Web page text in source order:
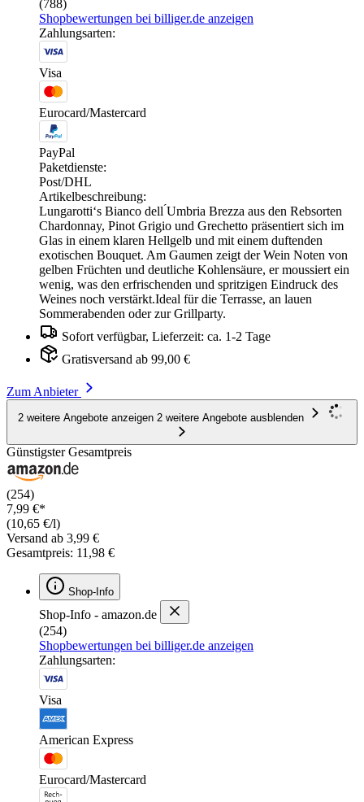
(788)
Shopbewertungen bei billiger.de anzeigen
Zahlungsarten:
Visa
Eurocard/Mastercard
PayPal
Paketdienste:
Post/DHL
Artikelbeschreibung:
Lungarotti‘s Bianco dell ́Umbria Brezza aus den Rebsorten
Chardonnay, Pinot Grigio und Grechetto präsentiert sich im
Glas in einem klaren Hellgelb und mit einem duftenden
exotischen Bouquet. Am Gaumen zeigt der Wein Noten von
gelben Früchten und deutliche Kohlensäure, er moussiert ein
wenig, was den erfrischenden und spritzigen Eindruck des
Weines noch verstärkt.Ideal für die Terrasse, an lauen
Sommerabenden oder zur Grillparty.
Sofort verfügbar, Lieferzeit: ca. 1-2 Tage
Gratisversand ab 99,00 €
Zum Anbieter
2 weitere Angebote anzeigen 2 weitere Angebote ausblenden
Günstigster Gesamtpreis
(254)
7,99 €*
(10,65 €/l)
Versand ab 3,99 €
Gesamtpreis: 11,98 €
Shop-Info
Shop-Info - amazon.de
(254)
Shopbewertungen bei billiger.de anzeigen
Zahlungsarten:
Visa
American Express
Eurocard/Mastercard